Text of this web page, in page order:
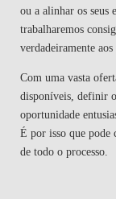
ou a alinhar os seus
trabalharemos
verdadeiramente
Com uma vasta
disponíveis, definir
oportunidade
É por isso que pode
de todo o processo.